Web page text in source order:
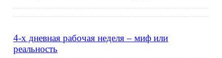
4-х дневная рабочая неделя – миф или
реальность